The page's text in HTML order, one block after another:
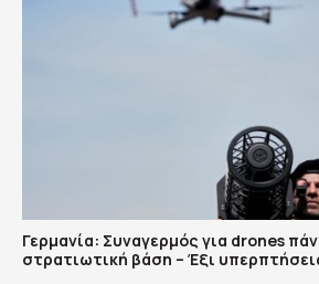
Γερμανία: Συναγερμός για drones
στρατιωτική βάση – Έξι